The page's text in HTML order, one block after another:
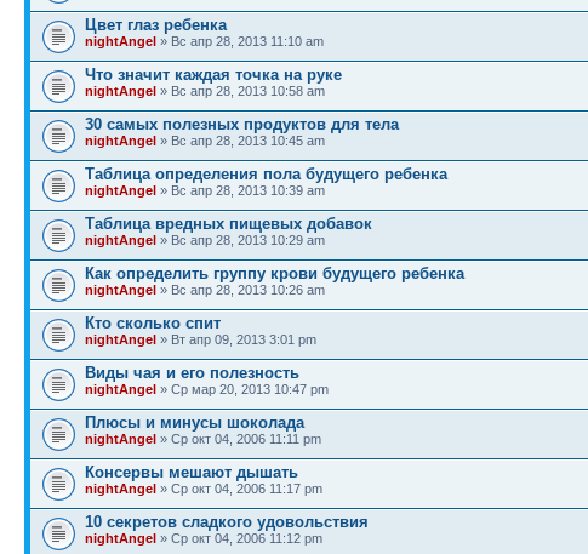
Цвет глаз ребенка
nightAngel » Вс апр 28, 2013 11:10 am
Что значит каждая точка на руке
nightAngel » Вс апр 28, 2013 10:58 am
30 самых полезных продуктов для тела
nightAngel » Вс апр 28, 2013 10:45 am
Таблица определения пола будущего ребенка
nightAngel » Вс апр 28, 2013 10:39 am
Таблица вредных пищевых добавок
nightAngel » Вс апр 28, 2013 10:29 am
Как определить группу крови будущего ребенка
nightAngel » Вс апр 28, 2013 10:26 am
Кто сколько спит
nightAngel » Вт апр 09, 2013 3:01 pm
Виды чая и его полезность
nightAngel » Ср мар 20, 2013 10:47 pm
Плюсы и минусы шоколада
nightAngel » Ср окт 04, 2006 11:11 pm
Консервы мешают дышать
nightAngel » Ср окт 04, 2006 11:17 pm
10 секретов сладкого удовольствия
nightAngel » Ср окт 04, 2006 11:12 pm